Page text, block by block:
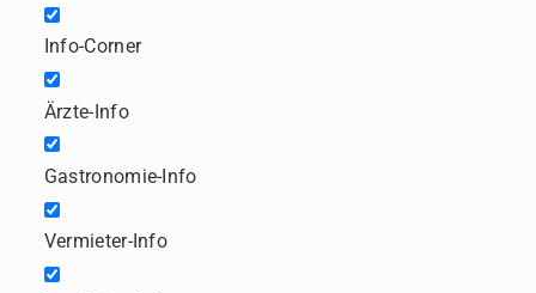
Info-Corner
Ärzte-Info
Gastronomie-Info
Vermieter-Info